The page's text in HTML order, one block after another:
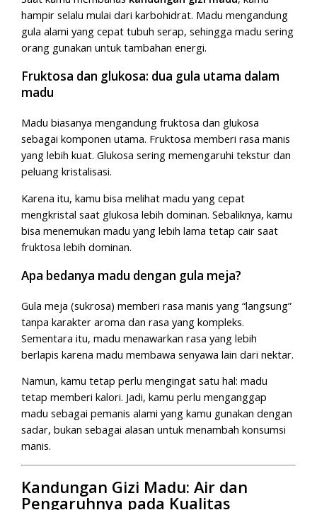
hampir selalu mulai dari karbohidrat. Madu mengandung
gula alami yang cepat tubuh serap, sehingga madu sering
orang gunakan untuk tambahan energi.
Fruktosa dan glukosa: dua gula utama dalam
madu
Madu biasanya mengandung fruktosa dan glukosa
sebagai komponen utama. Fruktosa memberi rasa manis
yang lebih kuat. Glukosa sering memengaruhi tekstur dan
peluang kristalisasi.
Karena itu, kamu bisa melihat madu yang cepat
mengkristal saat glukosa lebih dominan. Sebaliknya, kamu
bisa menemukan madu yang lebih lama tetap cair saat
fruktosa lebih dominan.
Apa bedanya madu dengan gula meja?
Gula meja (sukrosa) memberi rasa manis yang “langsung”
tanpa karakter aroma dan rasa yang kompleks.
Sementara itu, madu menawarkan rasa yang lebih
berlapis karena madu membawa senyawa lain dari nektar.
Namun, kamu tetap perlu mengingat satu hal: madu
tetap memberi kalori. Jadi, kamu perlu menganggap
madu sebagai pemanis alami yang kamu gunakan dengan
sadar, bukan sebagai alasan untuk menambah konsumsi
manis.
Kandungan Gizi Madu: Air dan
Pengaruhnya pada Kualitas